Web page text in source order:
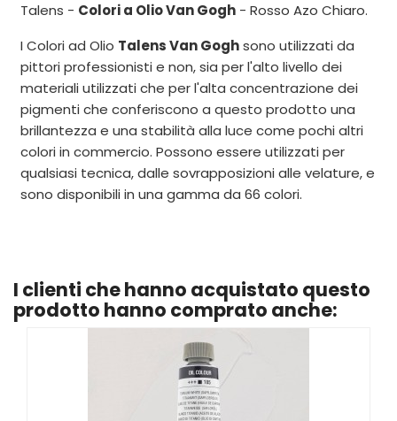
Talens - Colori a Olio Van Gogh - Rosso Azo Chiaro.
I Colori ad Olio Talens Van Goghsono utilizzati da
pittori professionisti e non, sia per l'alto livello dei
materiali utilizzati che per l'alta concentrazione dei
pigmenti che conferiscono a questo prodotto una
brillantezza e una stabilità alla luce come pochi altri
colori in commercio. Possono essere utilizzati per
qualsiasi tecnica, dalle sovrapposizioni alle velature, e
sono disponibili in una gamma da 66 colori.
I clienti che hanno acquistato questo
prodotto hanno comprato anche: